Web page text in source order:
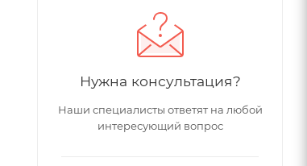
Нужна консультация?
Наши специалисты ответят на любой
интересующий вопрос